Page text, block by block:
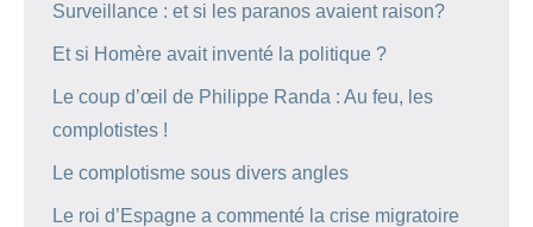
Surveillance : et si les paranos avaient raison?
Et si Homère avait inventé la politique ?
Le coup d’œil de Philippe Randa : Au feu, les
complotistes !
Le complotisme sous divers angles
Le roi d’Espagne a commenté la crise migratoire